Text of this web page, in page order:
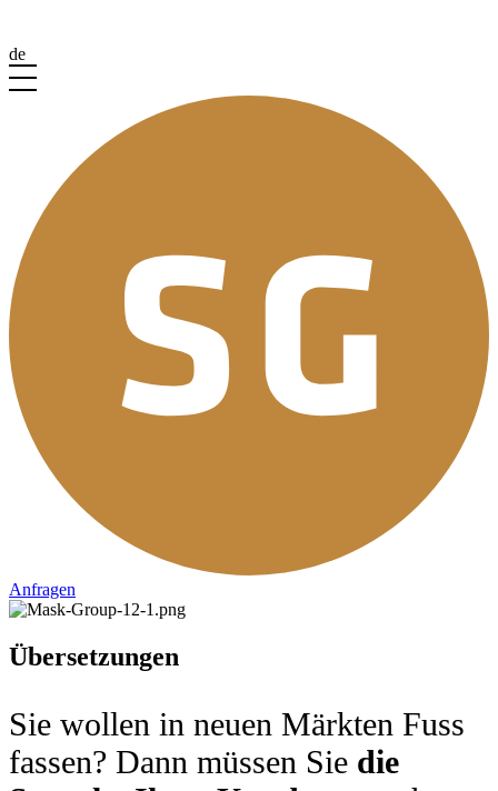
de
Anfragen
Übersetzungen
Sie wollen in neuen Märkten Fuss
fassen? Dann müssen Sie die